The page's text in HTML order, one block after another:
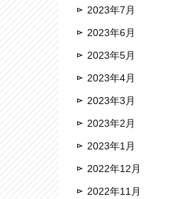
2023年7月
2023年6月
2023年5月
2023年4月
2023年3月
2023年2月
2023年1月
2022年12月
2022年11月